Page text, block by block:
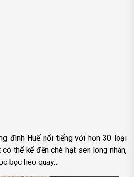
đình Huế nổi tiếng với hơn 30 loại
có thể kể đến chè hạt sen long nhãn,
bọc heo quay…